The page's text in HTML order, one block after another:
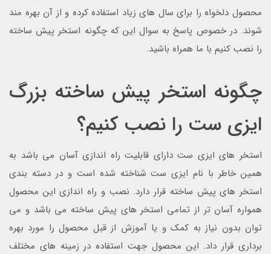
محصول دلخواه را برای سال های زیاد استفاده کرده و از آن بهره مند
شوند. در خصوص پاسخ به سوال این که چگونه استخر پیش ساخته
را نصب کنیم با ما همراه باشید.
چگونه استخر پیش ساخته بزرگ
ایزی ست را نصب کنیم؟
استخر های ایزی ست دارای قابلیت راه اندازی آسان می باشد به
همین خاطر با نام ایزی ست شناخته شده است و در دسته بندی
استخر های پیش ساخته قرار دارد. نصب و راه اندازی این محصول
همواره آسان تر از تمامی استخر های پیش ساخته می باشد و می
توان بدون نیاز به کمک و یا آموزش از قبل محصول را مورد بهره
برداری قرار داد. این محصول جهت استفاده در زمینه های مختلف